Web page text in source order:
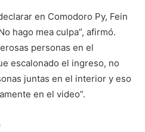
en Comodoro Py, Fein
hago mea culpa”, afirmó.
personas en el
escalonado el ingreso, no
juntas en el interior y eso
en el video”.